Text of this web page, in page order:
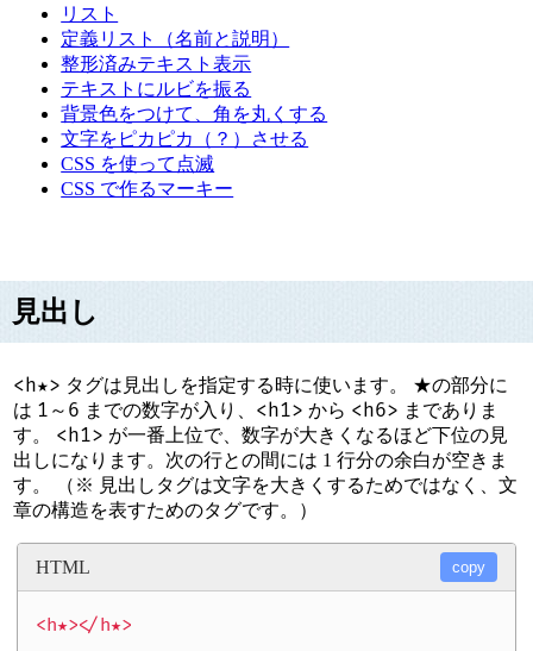
リスト
定義リスト（名前と説明）
整形済みテキスト表示
テキストにルビを振る
背景色をつけて、角を丸くする
文字をピカピカ（？）させる
CSS を使って点滅
CSS で作るマーキー
見出し
<h★> タグは見出しを指定する時に使います。 ★の部分に
は 1～6 までの数字が入り、 <h1> から <h6> までありま
す。 <h1> が一番上位で、数字が大きくなるほど下位の見
出しになります。次の行との間には 1 行分の余白が空きま
す。 （※ 見出しタグは文字を大きくするためではなく、文
章の構造を表すためのタグです。）
HTML copy